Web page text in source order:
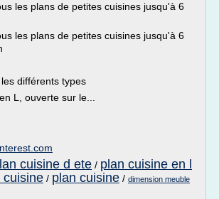
les plans de petites cuisines jusqu'à 6
les plans de petites cuisines jusqu'à 6
différents types
L, ouverte sur le...
cuisine d ete / plan cuisine en l
cuisine / plan cuisine / dimension meuble